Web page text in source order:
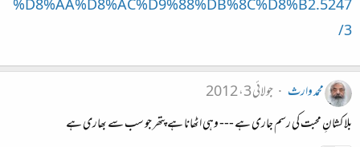
%D8%AA%D8%AC%D9%88%DB%8C%D8%B2.5247
3/
محمد وارث
جولائی 3، 2012
بلا کشانِ محبت کی رسم جاری ہے --- وہی اٹھانا ہے پتھر جو سب سے بھاری ہے